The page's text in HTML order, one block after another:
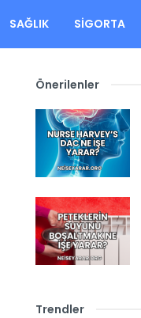
SAĞLIK SIGORTA
Önerilenler
Trendler